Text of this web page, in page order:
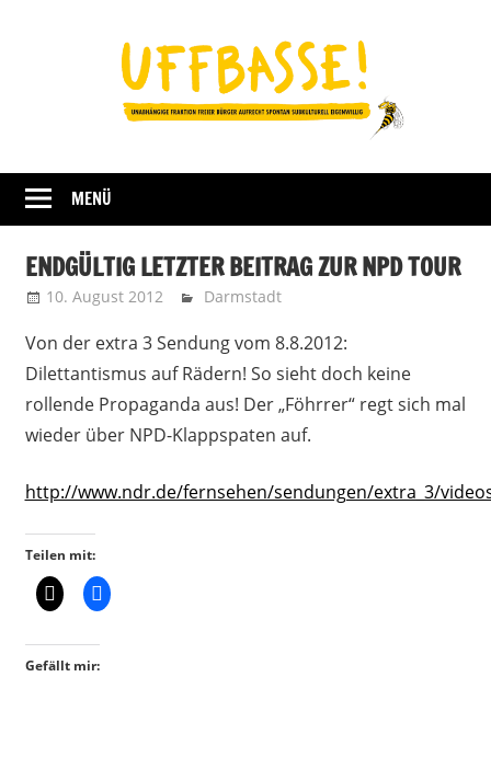
UFFBASSE!
Darmstadt
MENÜ
ENDGÜLTIG LETZTER BEITRAG ZUR NPD TOUR
10. August 2012 admin
Darmstadt
Von der extra 3 Sendung vom 8.8.2012:
Dilettantismus auf Rädern! So sieht doch keine
rollende Propaganda aus! Der „Föhrrer“ regt sich mal
wieder über NPD-Klappspaten auf.
http://www.ndr.de/fernsehen/sendungen/extra_3/
Teilen mit:
Gefällt mir: